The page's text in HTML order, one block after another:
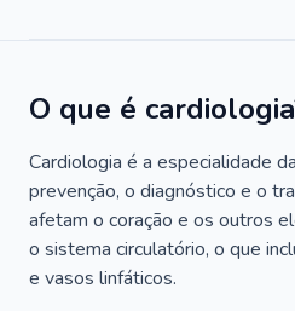
O que é
Cardiologia é a especialidade
prevenção, o diagnóstico e o
afetam o coração e os outros
o sistema circulatório, o que
e vasos linfáticos.